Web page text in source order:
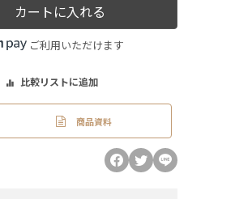
カートに入れる
ご利用いただけます
比較リストに追加
商品資料